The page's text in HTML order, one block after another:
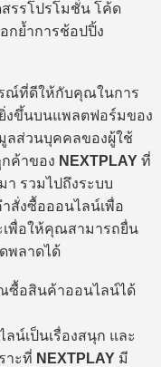
รรโปรโมชั่น โค้ด
กย้ำการช้อปปิ้ง
ณ์ที่ดีให้กับคุณในการ
งขึ้นบนแพลตฟอร์มของ
ลส่วนบุคคลของผู้ใช้
ค้าของ NEXTPLAY ที่
า รวมไปถึงระบบ
สั่งซื้อออนไลน์เพื่อ
เพื่อให้คุณสามารถยื่น
พลาดได้
ซื้อสินค้าออนไลน์ได้
น์เป็นเรื่องสนุก และ
าะที่ NEXTPLAY มี